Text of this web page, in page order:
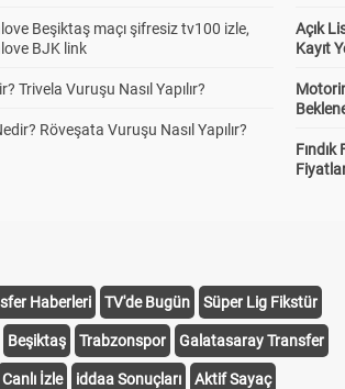
Beşiktaş maçı şifresiz tv100 izle,
BJK link
Trivela Vuruşu Nasıl Yapılır?
Röveşata Vuruşu Nasıl Yapılır?
Açık
Kayıt
Fındık
Haberleri TV'de Bugün Süper Lig Fikstür
Beşiktaş Trabzonspor Galatasaray Transfer
Canlı İzle iddaa Sonuçları Aktif Sayaç